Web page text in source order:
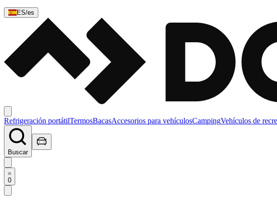
ES/es
Refrigeración portátilTermosBacasAccesorios para vehículosCampingVehículos de
Buscar
0